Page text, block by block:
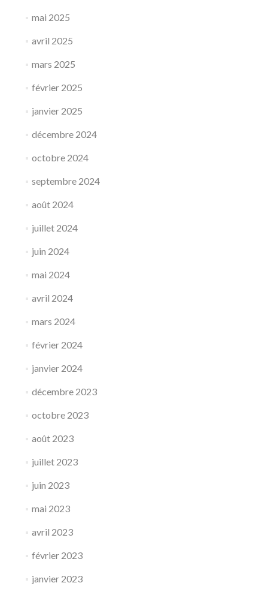
mai 2025
avril 2025
mars 2025
février 2025
janvier 2025
décembre 2024
octobre 2024
septembre 2024
août 2024
juillet 2024
juin 2024
mai 2024
avril 2024
mars 2024
février 2024
janvier 2024
décembre 2023
octobre 2023
août 2023
juillet 2023
juin 2023
mai 2023
avril 2023
février 2023
janvier 2023